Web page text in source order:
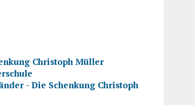
Christoph Müller
- Die Schenkung Christoph